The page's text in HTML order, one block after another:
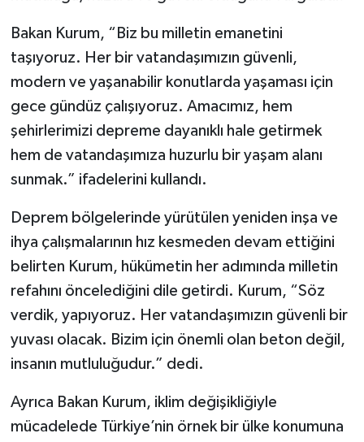
Bakan Kurum, “Biz bu milletin emanetini
taşıyoruz. Her bir vatandaşımızın güvenli,
modern ve yaşanabilir konutlarda yaşaması için
gece gündüz çalışıyoruz. Amacımız, hem
şehirlerimizi depreme dayanıklı hale getirmek
hem de vatandaşımıza huzurlu bir yaşam alanı
sunmak.” ifadelerini kullandı.
Deprem bölgelerinde yürütülen yeniden inşa ve
ihya çalışmalarının hız kesmeden devam ettiğini
belirten Kurum, hükümetin her adımında milletin
refahını öncelediğini dile getirdi. Kurum, “Söz
verdik, yapıyoruz. Her vatandaşımızın güvenli bir
yuvası olacak. Bizim için önemli olan beton değil,
insanın mutluluğudur.” dedi.
Ayrıca Bakan Kurum, iklim değişikliğiyle
mücadelede Türkiye’nin örnek bir ülke konumuna